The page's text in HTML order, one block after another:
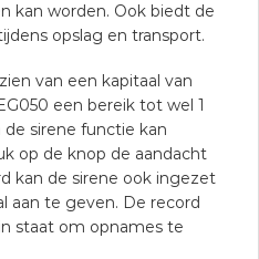
kan worden. Ook biedt de
opslag en transport.
van een kapitaal van
een bereik tot wel 1
sirene functie kan
op de knop de aandacht
kan de sirene ook ingezet
aan te geven. De record
staat om opnames te